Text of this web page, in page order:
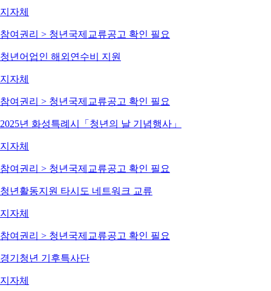
지자체
참여권리 > 청년국제교류공고 확인 필요
청년어업인 해외연수비 지원
지자체
참여권리 > 청년국제교류공고 확인 필요
2025년 화성특례시「청년의 날 기념행사」
지자체
참여권리 > 청년국제교류공고 확인 필요
청년활동지원 타시도 네트워크 교류
지자체
참여권리 > 청년국제교류공고 확인 필요
경기청년 기후특사단
지자체